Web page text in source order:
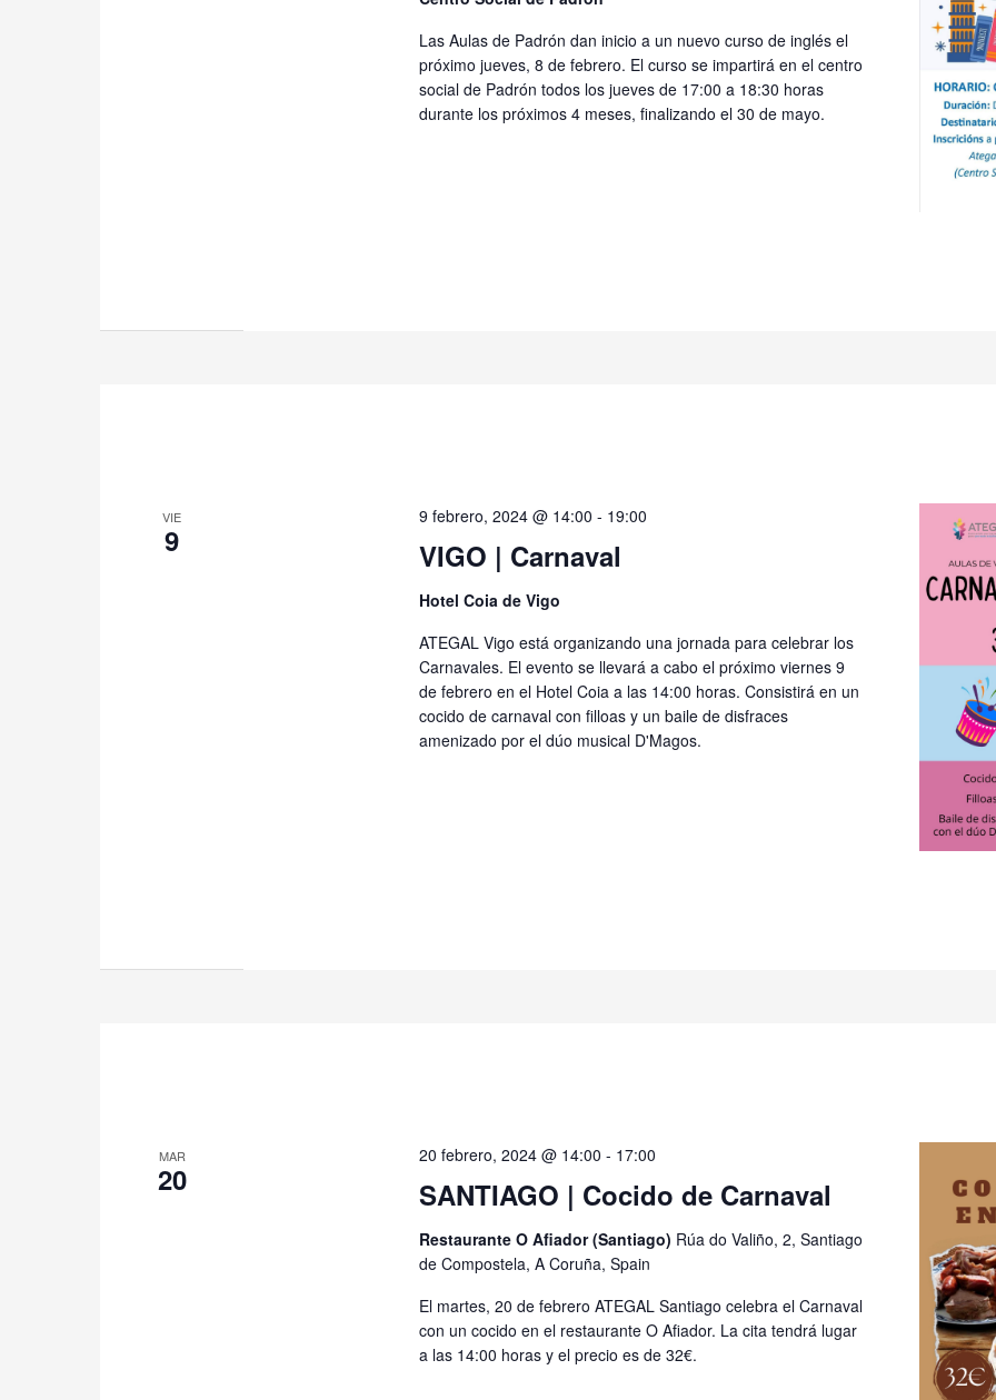
Las Aulas de Padrón dan inicio a un nuevo curso de inglés el
próximo jueves, 8 de febrero. El curso se impartirá en el centro
social de Padrón todos los jueves de 17:00 a 18:30 horas
durante los próximos 4 meses, finalizando el 30 de mayo.
VIE
9 VIGO | Carnaval
9 febrero, 2024 @ 14:00 - 19:00
Hotel Coia de Vigo
ATEGAL Vigo está organizando una jornada para celebrar los
Carnavales. El evento se llevará a cabo el próximo viernes 9
de febrero en el Hotel Coia a las 14:00 horas. Consistirá en un
cocido de carnaval con filloas y un baile de disfraces
amenizado por el dúo musical D'Magos.
MAR
20 SANTIAGO | Cocido de Carnaval
20 febrero, 2024 @ 14:00 - 17:00
Restaurante O Afiador (Santiago) Rúa do Valiño, 2, Santiago
de Compostela, A Coruña, Spain
El martes, 20 de febrero ATEGAL Santiago celebra el Carnaval
con un cocido en el restaurante O Afiador. La cita tendrá lugar
a las 14:00 horas y el precio es de 32€.